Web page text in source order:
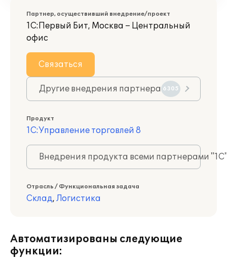
Партнер, осуществивший внедрение/проект
1С:Первый Бит, Москва – Центральный
офис
Связаться
Другие внедрения партнера 6305
Продукт
1С:Управление торговлей 8
Внедрения продукта всеми партнерами
Отрасль / Функциональная задача
Склад, Логистика
Автоматизированы следующие
функции: